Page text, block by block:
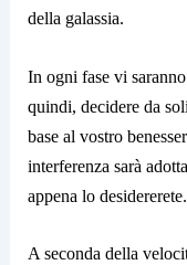
della galassia.
In ogni fase vi
quindi, decidere da
base al vostro
interferenza sarà
appena lo desidererete.
A seconda della